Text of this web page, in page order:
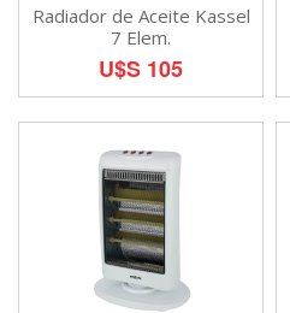
Radiador de Aceite Kassel
7 Elem.
U$S 105